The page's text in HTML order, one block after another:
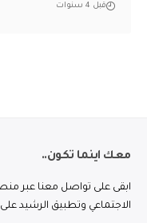
قبل 4 سنوات
معك اينما تكون..
ابقى على تواصل معنا عبر
الاجتماعي وتطبيق الرشيد على